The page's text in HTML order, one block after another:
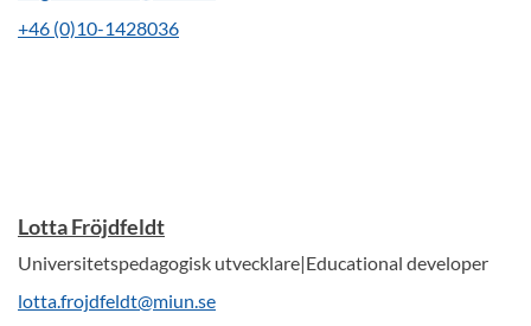
+46 (0)10-1428036
Lotta Fröjdfeldt
Universitetspedagogisk utvecklare|Educational developer
lotta.frojdfeldt@miun.se